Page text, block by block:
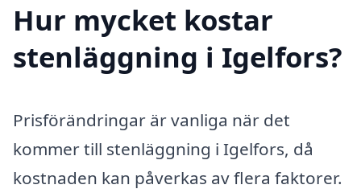
Hur mycket kostar
stenläggning i Igelfors?
Prisförändringar är vanliga när det
kommer till stenläggning i Igelfors, då
kostnaden kan påverkas av flera faktorer.